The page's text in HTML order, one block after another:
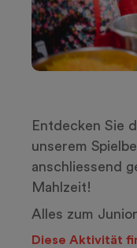
Entdecken Sie
unserem
anschliessend
Mahlzeit!
Alles zum
Diese Aktivität